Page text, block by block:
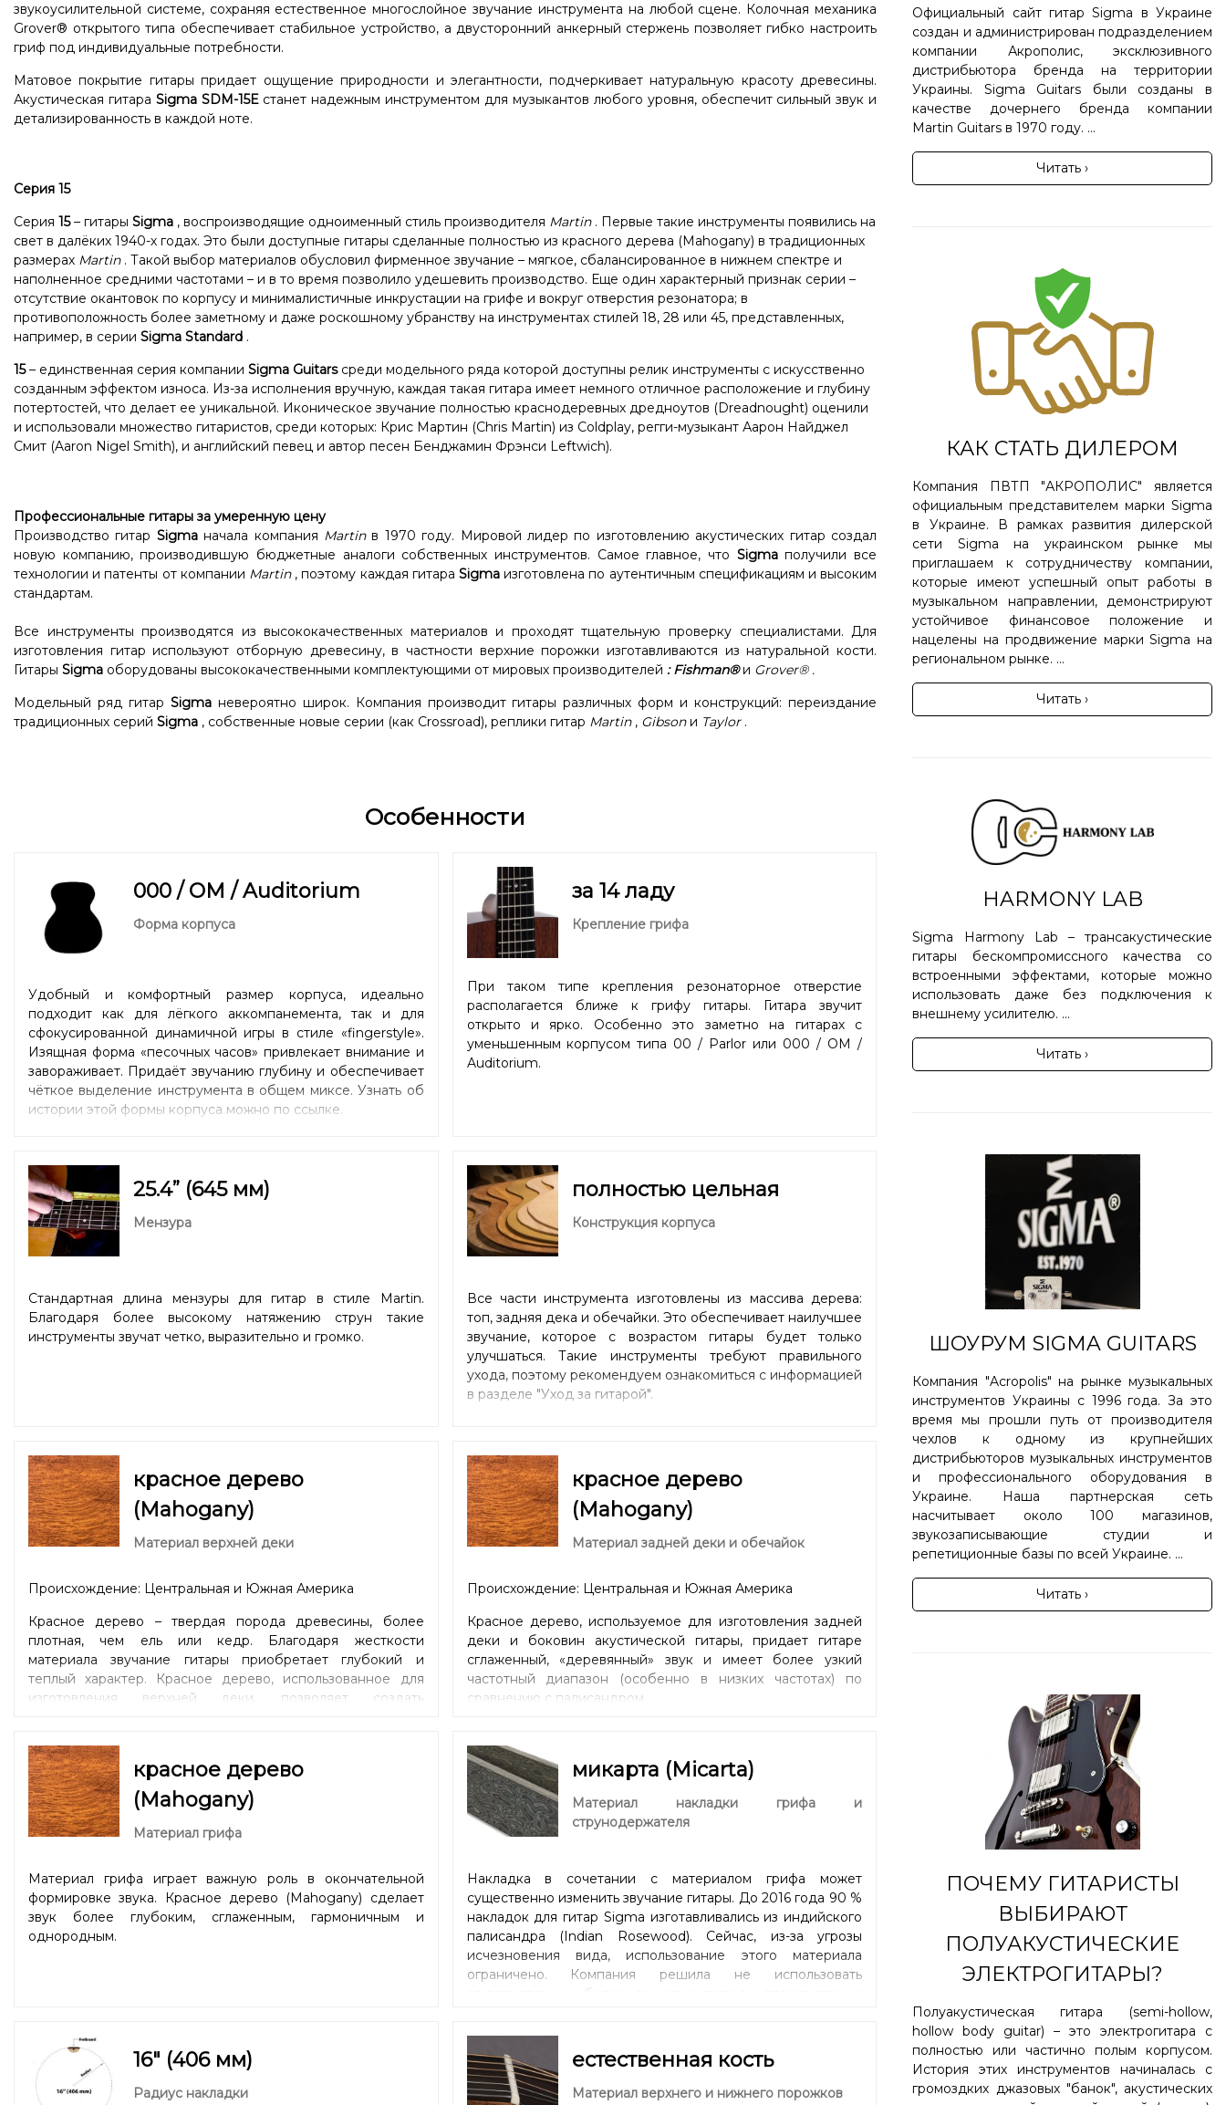
звукоусилительной системе, сохраняя естественное многослойное звучание инструмента на любой сцене. Колочная механика
Grover® открытого типа обеспечивает стабильное устройство, а двусторонний анкерный стержень позволяет гибко настроить
гриф под индивидуальные потребности.
Матовое покрытие гитары придает ощущение природности и элегантности, подчеркивает натуральную красоту древесины.
Акустическая гитара Sigma SDM-15Eстанет надежным инструментом для музыкантов любого уровня, обеспечит сильный звук и
детализированность в каждой ноте.
Серия 15
Серия 15– гитары Sigma , воспроизводящие одноименный стиль производителя Martin. Первые такие инструменты появились на
свет в далёких 1940-х годах. Это были доступные гитары сделанные полностью из красного дерева (Mahogany) в традиционных
размерах Martin. Такой выбор материалов обусловил фирменное звучание – мягкое, сбалансированное в нижнем спектре и
наполненное средними частотами – и в то время позволило удешевить производство. Еще один характерный признак серии –
отсутствие окантовок по корпусу и минималистичные инкрустации на грифе и вокруг отверстия резонатора; в
противоположность более заметному и даже роскошному убранству на инструментах стилей 18, 28 или 45, представленных,
например, в серии Sigma Standard .
15– единственная серия компании Sigma Guitarsсреди модельного ряда которой доступны релик инструменты с искусственно
созданным эффектом износа. Из-за исполнения вручную, каждая такая гитара имеет немного отличное расположение и глубину
потертостей, что делает ее уникальной. Иконическое звучание полностью краснодеревных дредноутов (Dreadnought) оценили
и использовали множество гитаристов, среди которых: Крис Мартин (Chris Martin) из Coldplay, регги-музыкант Аарон Найджел
Смит (Aaron Nigel Smith), и английский певец и автор песен Бенджамин Фрэнси Leftwich).
Профессиональные гитары за умеренную цену
Производство гитар Sigmaначала компания Martinв 1970 году. Мировой лидер по изготовлению акустических гитар создал
новую компанию, производившую бюджетные аналоги собственных инструментов. Самое главное, что Sigmaполучили все
технологии и патенты от компании Martin, поэтому каждая гитара Sigmaизготовлена ​​по аутентичным спецификациям и высоким
стандартам.
Все инструменты производятся из высококачественных материалов и проходят тщательную проверку специалистами. Для
изготовления гитар используют отборную древесину, в частности верхние порожки изготавливаются из натуральной кости.
Гитары Sigma оборудованы высококачественными комплектующими от мировых производителей :Fishman® и Grover® .
Модельный ряд гитар Sigmaневероятно широк. Компания производит гитары различных форм и конструкций: переиздание
традиционных серий Sigma , собственные новые серии (как Crossroad), реплики гитар Martin, Gibsonи Taylor.
Особенности
000 / OM / Auditorium
Форма корпуса
Удобный и комфортный размер корпуса, идеально
подходит как для лёгкого аккомпанемента, так и для
сфокусированной динамичной игры в стиле «fingerstyle».
Изящная форма «песочных часов» привлекает внимание и
завораживает. Придаёт звучанию глубину и обеспечивает
чёткое выделение инструмента в общем миксе. Узнать об
истории этой формы корпуса можно по ссылке.
за 14 ладу
Крепление грифа
При таком типе крепления резонаторное отверстие
располагается ближе к грифу гитары. Гитара звучит
открыто и ярко. Особенно это заметно на гитарах с
уменьшенным корпусом типа 00 / Parlor или 000 / OM /
Auditorium.
25.4” (645 мм)
Мензура
Стандартная длина мензуры для гитар в стиле Martin.
Благодаря более высокому натяжению струн такие
инструменты звучат четко, выразительно и громко.
полностью цельная
Конструкция корпуса
Все части инструмента изготовлены из массива дерева:
топ, задняя дека и обечайки. Это обеспечивает наилучшее
звучание, которое с возрастом гитары будет только
улучшаться. Такие инструменты требуют правильного
ухода, поэтому рекомендуем ознакомиться с информацией
в разделе "Уход за гитарой".
красное дерево
(Mahogany)
Материал верхней деки
Происхождение: Центральная и Южная Америка
Красное дерево – твердая порода древесины, более
плотная, чем ель или кедр. Благодаря жесткости
материала звучание гитары приобретает глубокий и
теплый характер. Красное дерево, использованное для
изготовления верхней деки, позволяет создать
выразительными средними частотами. Прекрасно
подойдет для игры в стиле блюз.
красное дерево
(Mahogany)
Материал задней деки и обечайок
Происхождение: Центральная и Южная Америка
Красное дерево, используемое для изготовления задней
деки и боковин акустической гитары, придает гитаре
сглаженный, «деревянный» звук и имеет более узкий
частотный диапазон (особенно в низких частотах) по
сравнению с палисандром.
красное дерево
(Mahogany)
Материал грифа
Материал грифа играет важную роль в окончательной
формировке звука. Красное дерево (Mahogany) сделает
звук более глубоким, сглаженным, гармоничным и
однородным.
микарта (Micarta)
Материал накладки грифа и
струнодержателя
Накладка в сочетании с материалом грифа может
существенно изменить звучание гитары. До 2016 года 90 %
накладок для гитар Sigma изготавливались из индийского
палисандра (Indian Rosewood). Сейчас, из-за угрозы
исчезновения вида, использование этого материала
ограничено. Компания решила не использовать
технологи Sigma Guitars решили использовать микарту
(Micarta), композитный материал, очень похожий по
звуковым характеристикам на черное дерево (Ebony), но
значительно более устойчивый к перепадам температуры
16" (406 мм)
Радиус накладки
естественная кость
Материал верхнего и нижнего порожков
Официальный сайт гитар Sigma в Украине
создан и администрирован подразделением
компании Акрополис, эксклюзивного
дистрибьютора бренда на территории
Украины. Sigma Guitars были созданы в
качестве дочернего бренда компании
Martin Guitars в 1970 году. ...
Читать ›
КАК СТАТЬ ДИЛЕРОМ
Компания ПВТП "АКРОПОЛИС" является
официальным представителем марки Sigma
в Украине. В рамках развития дилерской
сети Sigma на украинском рынке мы
приглашаем к сотрудничеству компании,
которые имеют успешный опыт работы в
музыкальном направлении, демонстрируют
устойчивое финансовое положение и
нацелены на продвижение марки Sigma на
региональном рынке. ...
Читать ›
HARMONY LAB
Sigma Harmony Lab – трансакустические
гитары бескомпромиссного качества со
встроенными эффектами, которые можно
использовать даже без подключения к
внешнему усилителю. ...
Читать ›
ШОУРУМ SIGMA GUITARS
Компания "Acropolis" на рынке музыкальных
инструментов Украины с 1996 года. За это
время мы прошли путь от производителя
чехлов к одному из крупнейших
дистрибьюторов музыкальных инструментов
и профессионального оборудования в
Украине. Наша партнерская сеть
насчитывает около 100 магазинов,
звукозаписывающие студии и
репетиционные базы по всей Украине. ...
Читать ›
ПОЧЕМУ ГИТАРИСТЫ
ВЫБИРАЮТ
ПОЛУАКУСТИЧЕСКИЕ
ЭЛЕКТРОГИТАРЫ?
Полуакустическая гитара (semi-hollow,
hollow body guitar) – это электрогитара с
полностью или частично полым корпусом.
История этих инструментов начиналась с
громоздких джазовых "банок", акустических